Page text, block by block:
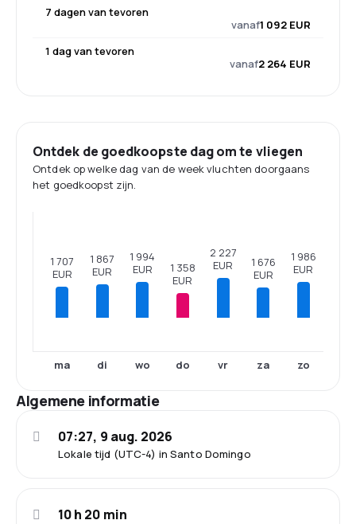
7 dagen van tevoren
vanaf1 092 EUR
1 dag van tevoren
vanaf2 264 EUR
Ontdek de goedkoopste dag om te vliegen
Ontdek op welke dag van de week vluchten doorgaans
het goedkoopst zijn.
1 707
EUR
ma
1 867
EUR
di
1 994
EUR
wo
1 358
EUR
do
2 227
EUR
vr
1 676
EUR
za
1 986
EUR
zo
Algemene informatie
Lokale tijd (UTC-4) in Santo Domingo
07:27, 9 aug. 2026
10 h 20 min